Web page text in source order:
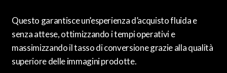
Questo garantisce un’esperienza d’acquisto fluida e
senza attese, ottimizzando i tempi operativi e
massimizzando il tasso di conversione grazie alla qualità
superiore delle immagini prodotte.